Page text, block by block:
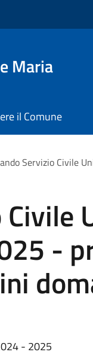
Maria
il Comune
Servizio Civile
-
- 2025